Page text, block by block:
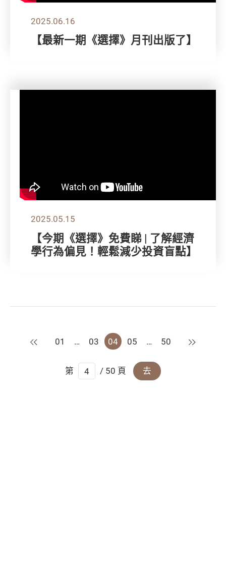
2025.06.16
【最新一期《選擇》月刊出版了】
2025.05.15
【今期《選擇》免費睇 | 了解經濟
學行為偏見！輕鬆減少投資盲點】
上一頁
01 … 03 04 05 … 50 下一頁
第 / 50 頁 去